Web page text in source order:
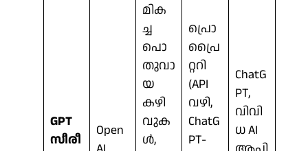
GPT
സീരീ
Open
മിക
ച്ച
പൊ
തുവാ
യ
കഴി
വുക
ൾ,
പ്രൊ
പ്രൈ
റ്ററി
(API
വഴി,
ChatG
PT-
ChatG
PT,
വിവി
ധ AI